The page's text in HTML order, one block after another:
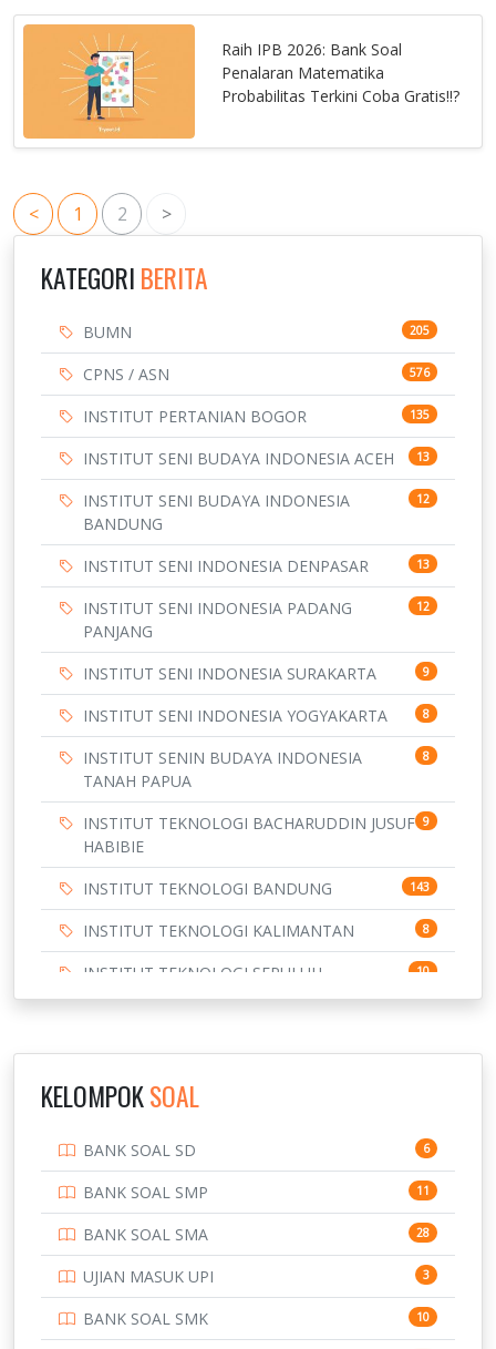
Raih IPB 2026: Bank Soal
Penalaran Matematika
Probabilitas Terkini Coba Gratis!!?
< 1 2 >
KATEGORI BERITA
BUMN 205
CPNS / ASN 576
INSTITUT PERTANIAN BOGOR 135
INSTITUT SENI BUDAYA INDONESIA ACEH 13
INSTITUT SENI BUDAYA INDONESIA
BANDUNG
12
INSTITUT SENI INDONESIA DENPASAR 13
INSTITUT SENI INDONESIA PADANG
PANJANG
12
INSTITUT SENI INDONESIA SURAKARTA 9
INSTITUT SENI INDONESIA YOGYAKARTA 8
INSTITUT SENIN BUDAYA INDONESIA
TANAH PAPUA
8
INSTITUT TEKNOLOGI BACHARUDDIN JUSUF
HABIBIE
9
INSTITUT TEKNOLOGI BANDUNG 143
INSTITUT TEKNOLOGI KALIMANTAN 8
INSTITUT TEKNOLOGI SEPULUH
NOVEMBER
10
3
169
7
PTDI STTD 4
133
KELOMPOKSOAL
BANK SOAL SD 6
BANK SOAL SMP 11
BANK SOAL SMA 28
UJIAN MASUK UPI 3
BANK SOAL SMK 10